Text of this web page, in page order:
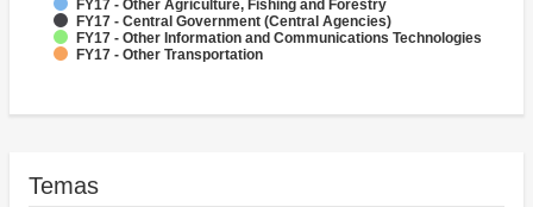
FY17 - Other Agriculture, Fishing and Forestry
FY17 - Central Government (Central Agencies)
FY17 - Other Information and Communications Technologies
FY17 - Other Transportation
Temas